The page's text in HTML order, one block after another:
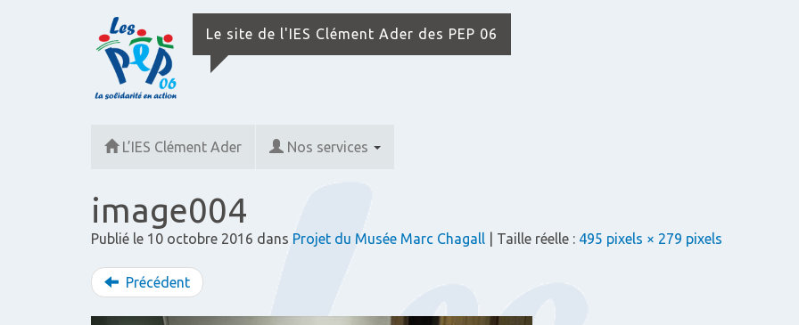
Le site de l'IES Clément Ader des PEP 06
L’IES Clément Ader Nos services
image004
Publié le 10 octobre 2016 dans Projet du Musée Marc Chagall | Taille réelle : 495 pixels × 279 pixels
Précédent